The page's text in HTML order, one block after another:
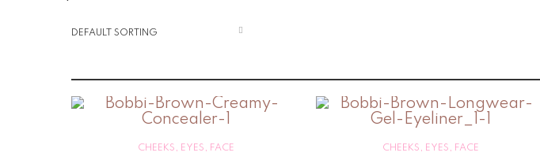
CHEEKS , EYES , FACE CHEEKS , EYES , FACE